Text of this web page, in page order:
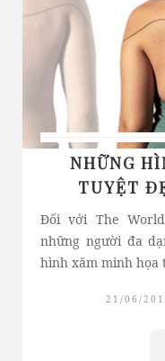
NHỮNG
TUYỆT
Đối với The
những người đa
hình xăm minh họa
21/06/